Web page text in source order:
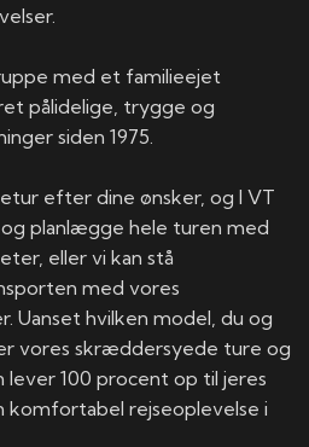
med et familieejet
pålidelige, trygge og
siden 1975.
efter dine ønsker, og I VT
planlægge hele turen med
eller vi kan stå
med vores
Uanset hvilken model, du og
vores skræddersyede ture og
100 procent op til jeres
komfortabel rejseoplevelse i